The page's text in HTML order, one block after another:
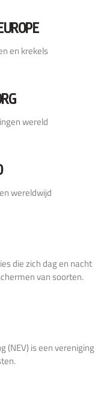
en krekels
wereld
wereldwijd
die zich dag en nacht
van soorten.
(NEV) is een vereniging